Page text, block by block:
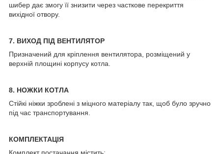
шибер дає змогу її знизити через часткове перекриття
вихідної отвору.
7. ВИХОД ПІД ВЕНТИЛЯТОР
Призначений для кріплення вентилятора, розміщений у
верхній площині корпусу котла.
8. НОЖКИ КОТЛА
Стійкі ніжки зроблені з міцного матеріалу так, щоб було зручно
під час транспортування.
КОМПЛЕКТАЦІЯ